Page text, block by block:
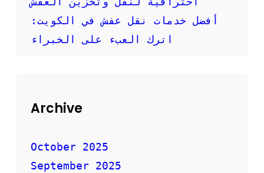
أفضل خدمات نقل عفش في الكويت:
اترك العبء على الخبراء
Archive
October 2025
September 2025